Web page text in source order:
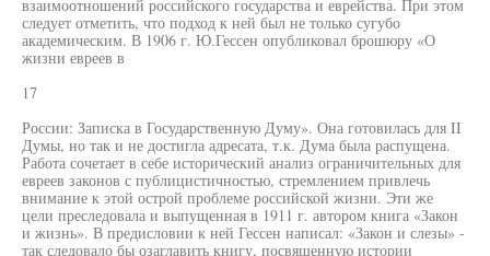
взаимоотношений российского государства и еврейства. При этом
следует отметить, что подход к ней был не только сугубо
академическим. В 1906 г. Ю.Гессен опубликовал брошюру «О
жизни евреев в
17
России: Записка в Государственную Думу». Она готовилась для II
Думы, но так и не достигла адресата, т.к. Дума была распущена.
Работа сочетает в себе исторический анализ ограничительных для
евреев законов с публицистичностью, стремлением привлечь
внимание к этой острой проблеме российской жизни. Эти же
цели преследовала и выпущенная в 1911 г. автором книга «Закон
и жизнь». В предисловии к ней Гессен написал: «Закон и слезы» -
так следовало бы озаглавить книгу, посвященную истории